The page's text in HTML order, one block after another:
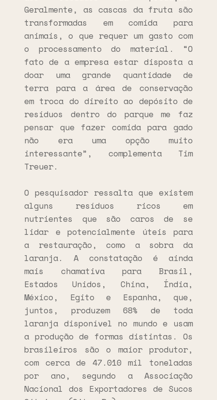
Geralmente, as cascas da fruta são
transformadas em comida para
animais, o que requer um gasto com
o processamento do material. “O
fato de a empresa estar disposta a
doar uma grande quantidade de
terra para a área de conservação
em troca do direito ao depósito de
resíduos dentro do parque me faz
pensar que fazer comida para gado
não era uma opção muito
interessante”, complementa Tim
Treuer.
O pesquisador ressalta que existem
alguns resíduos ricos em
nutrientes que são caros de se
lidar e potencialmente úteis para
a restauração, como a sobra da
laranja. A constatação é ainda
mais chamativa para Brasil,
Estados Unidos, China, Índia,
México, Egito e Espanha, que,
juntos, produzem 68% de toda
laranja disponível no mundo e usam
a produção de formas distintas. Os
brasileiros são o maior produtor,
com cerca de 47.010 mil toneladas
por ano, segundo a Associação
Nacional dos Exportadores de Sucos